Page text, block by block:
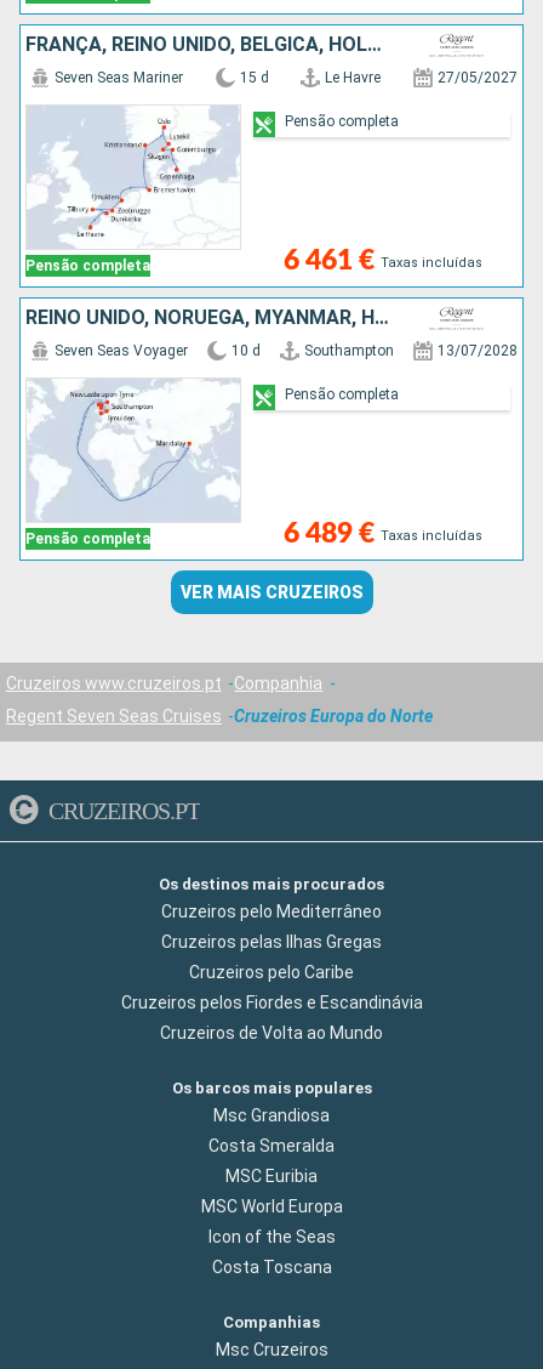
FRANÇA, REINO UNIDO, BÉLGICA, HOLANDA, ALEMANHA, NORUEGA, SUÉCIA, DINAMARCA
Pensão completa
Seven Seas Mariner 15 d Le Havre 27/05/2027
6 461 € Taxas incluídas
Pensão completa
REINO UNIDO, NORUEGA, MYANMAR, HOLANDA
Pensão completa
Seven Seas Voyager 10 d Southampton 13/07/2028
6 489 € Taxas incluídas
Pensão completa
VER MAIS CRUZEIROS
Cruzeiros www.cruzeiros.pt
Companhia
Regent Seven Seas Cruises
Cruzeiros Europa do Norte
CRUZEIROS.PT
Os destinos mais procurados
Cruzeiros pelo Mediterrâneo
Cruzeiros pelas Ilhas Gregas
Cruzeiros pelo Caribe
Cruzeiros pelos Fiordes e Escandinávia
Cruzeiros de Volta ao Mundo
Os barcos mais populares
Msc Grandiosa
Costa Smeralda
MSC Euribia
MSC World Europa
Icon of the Seas
Costa Toscana
Companhias
Msc Cruzeiros